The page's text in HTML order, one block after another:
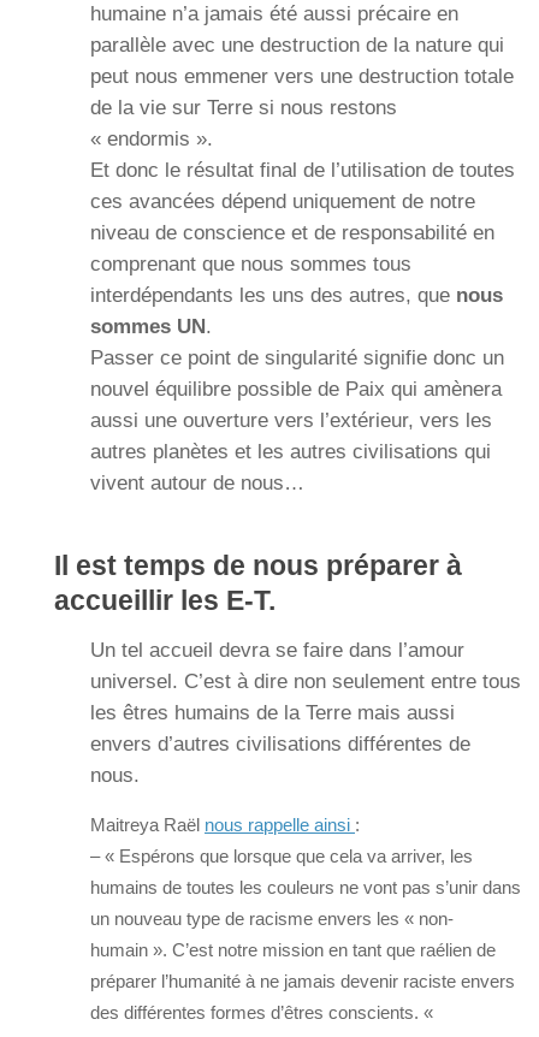
humaine n’a jamais été aussi précaire en
parallèle avec une destruction de la nature qui
peut nous emmener vers une destruction totale
de la vie sur Terre si nous restons
« endormis ».
Et donc le résultat final de l’utilisation de toutes
ces avancées dépend uniquement de notre
niveau de conscience et de responsabilité en
comprenant que nous sommes tous
interdépendants les uns des autres, que nous
sommes UN.
Passer ce point de singularité signifie donc un
nouvel équilibre possible de Paix qui amènera
aussi une ouverture vers l’extérieur, vers les
autres planètes et les autres civilisations qui
vivent autour de nous…
Il est temps de nous préparer à
accueillir les E-T.
Un tel accueil devra se faire dans l’amour
universel. C’est à dire non seulement entre tous
les êtres humains de la Terre mais aussi
envers d’autres civilisations différentes de
nous.
Maitreya Raël nous rappelle ainsi :
– « Espérons que lorsque que cela va arriver, les
humains de toutes les couleurs ne vont pas s’unir dans
un nouveau type de racisme envers les « non-
humain ». C’est notre mission en tant que raélien de
préparer l’humanité à ne jamais devenir raciste envers
des différentes formes d’êtres conscients. «